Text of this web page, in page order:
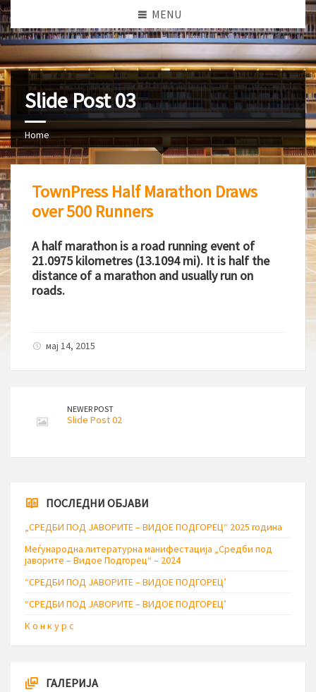
MENU
Slide Post 03
Home
TownPress Half Marathon Draws
over 500 Runners
A half marathon is a road running event of
21.0975 kilometres (13.1094 mi). It is half the
distance of a marathon and usually run on
roads.
мај 14, 2015
NEWER POST
Slide Post 02
ПОСЛЕДНИ ОБЈАВИ
„СРЕДБИ ПОД ЈАВОРИТЕ – ВИДОЕ ПОДГОРЕЦ“ 2025 година
Меѓународна литературна манифестација „Средби под
јаворите – Видое Подгорец“ – 2024
“СРЕДБИ ПОД ЈАВОРИТЕ – ВИДОЕ ПОДГОРЕЦ’
“СРЕДБИ ПОД ЈАВОРИТЕ – ВИДОЕ ПОДГОРЕЦ’
К о н к у р с
ГАЛЕРИЈА